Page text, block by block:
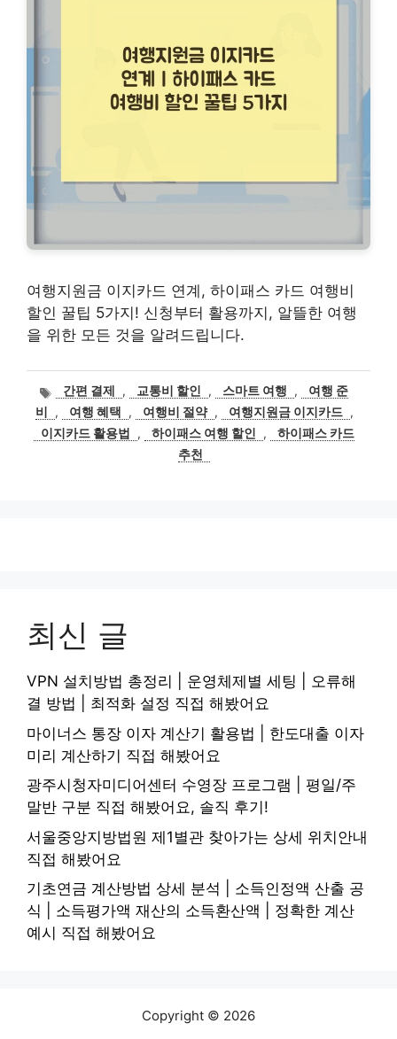
여행지원금 이지카드 연계, 하이패스 카드 여행비
할인 꿀팁 5가지! 신청부터 활용까지, 알뜰한 여행
을 위한 모든 것을 알려드립니다.
태간편 결제 , 교통비 할인 , 스마트 여행 ,
여행 준
비
, 여행 혜택 , 여행비 절약 , 여행지원금 이지카드 ,
이지카드 활용법
, 하이패스 여행 할인 ,
하이패스 카드
추천
최신 글
VPN 설치방법 총정리 | 운영체제별 세팅 | 오류해
결 방법 | 최적화 설정 직접 해봤어요
마이너스 통장 이자 계산기 활용법 | 한도대출 이자
미리 계산하기 직접 해봤어요
광주시청자미디어센터 수영장 프로그램 | 평일/주
말반 구분 직접 해봤어요, 솔직 후기!
서울중앙지방법원 제1별관 찾아가는 상세 위치안내
직접 해봤어요
기초연금 계산방법 상세 분석 | 소득인정액 산출 공
식 | 소득평가액 재산의 소득환산액 | 정확한 계산
예시 직접 해봤어요
Copyright © 2026